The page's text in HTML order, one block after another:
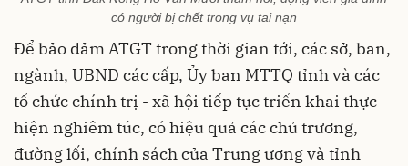
có người bị chết trong vụ tai nạn
Để bảo đảm ATGT trong thời gian tới, các sở, ban,
ngành, UBND các cấp, Ủy ban MTTQ tỉnh và các
tổ chức chính trị - xã hội tiếp tục triển khai thực
hiện nghiêm túc, có hiệu quả các chủ trương,
đường lối, chính sách của Trung ương và tỉnh